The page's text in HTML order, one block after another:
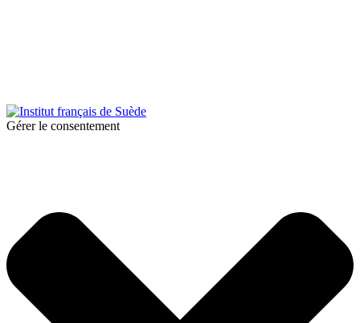
Gérer le consentement